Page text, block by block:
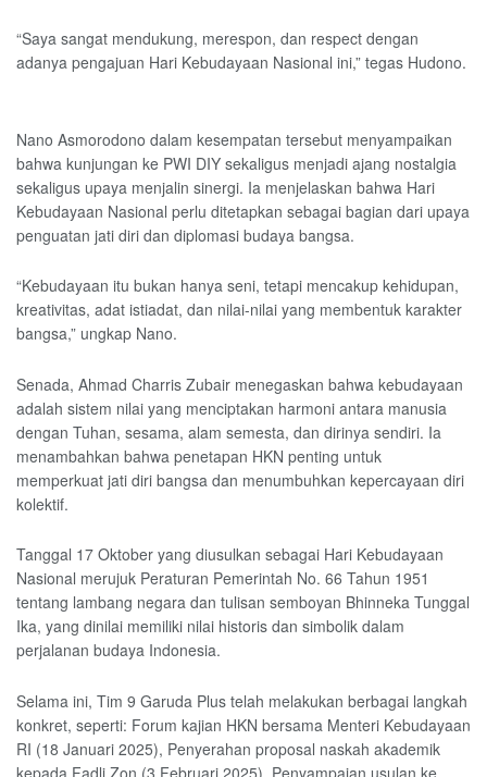
“Saya sangat mendukung, merespon, dan respect dengan
adanya pengajuan Hari Kebudayaan Nasional ini,” tegas Hudono.
Nano Asmorodono dalam kesempatan tersebut menyampaikan
bahwa kunjungan ke PWI DIY sekaligus menjadi ajang nostalgia
sekaligus upaya menjalin sinergi. Ia menjelaskan bahwa Hari
Kebudayaan Nasional perlu ditetapkan sebagai bagian dari upaya
penguatan jati diri dan diplomasi budaya bangsa.
“Kebudayaan itu bukan hanya seni, tetapi mencakup kehidupan,
kreativitas, adat istiadat, dan nilai-nilai yang membentuk karakter
bangsa,” ungkap Nano.
Senada, Ahmad Charris Zubair menegaskan bahwa kebudayaan
adalah sistem nilai yang menciptakan harmoni antara manusia
dengan Tuhan, sesama, alam semesta, dan dirinya sendiri. Ia
menambahkan bahwa penetapan HKN penting untuk
memperkuat jati diri bangsa dan menumbuhkan kepercayaan diri
kolektif.
Tanggal 17 Oktober yang diusulkan sebagai Hari Kebudayaan
Nasional merujuk Peraturan Pemerintah No. 66 Tahun 1951
tentang lambang negara dan tulisan semboyan Bhinneka Tunggal
Ika, yang dinilai memiliki nilai historis dan simbolik dalam
perjalanan budaya Indonesia.
Selama ini, Tim 9 Garuda Plus telah melakukan berbagai langkah
konkret, seperti: Forum kajian HKN bersama Menteri Kebudayaan
RI (18 Januari 2025), Penyerahan proposal naskah akademik
kepada Fadli Zon (3 Februari 2025), Penyampaian usulan ke